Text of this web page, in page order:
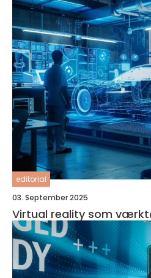
editorial
03. September 2025
Virtual reality som